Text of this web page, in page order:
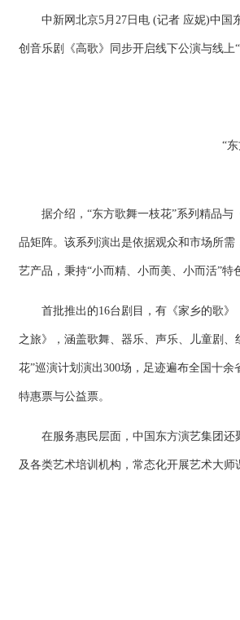
中新网北京5月27日电 (记者 应妮)中国东
创音乐剧《高歌》同步开启线下公演与线上
“
据介绍，“东方歌舞一枝花”系列精品与
品矩阵。该系列演出是依据观众和市场所
艺产品，秉持“小而精、小而美、小而活”特
首批推出的16台剧目，有《家乡的歌》
之旅》，涵盖歌舞、器乐、声乐、儿童剧
花”巡演计划演出300场，足迹遍布全国十
特惠票与公益票。
在服务惠民层面，中国东方演艺集团还
及各类艺术培训机构，常态化开展艺术大